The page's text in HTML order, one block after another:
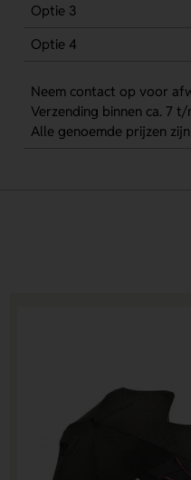
Optie 3
Optie 4
Neem contact op voor
Verzending binnen ca. 7
Alle genoemde prijzen